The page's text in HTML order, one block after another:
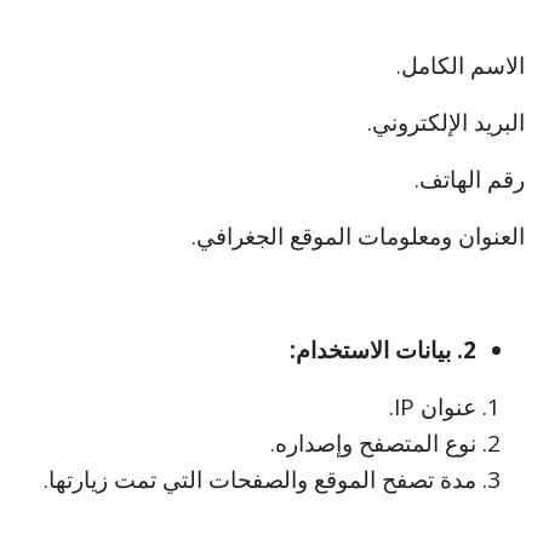
الاسم الكامل.
البريد الإلكتروني.
رقم الهاتف.
العنوان ومعلومات الموقع الجغرافي.
2. بيانات الاستخدام:
عنوان IP.
نوع المتصفح وإصداره.
مدة تصفح الموقع والصفحات التي تمت زيارتها.